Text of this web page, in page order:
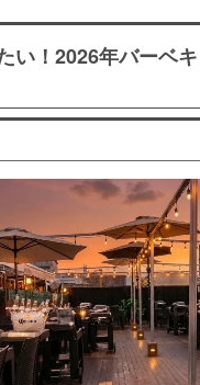
い！2026年バーベ